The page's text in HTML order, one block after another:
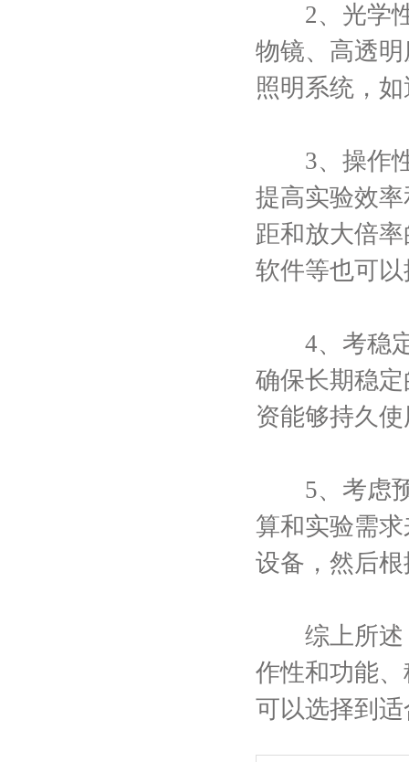
2、光学性
物镜、高透
照明系统，
3、操作性
提高实验效
距和放大倍
软件等也可
4、考稳定
确保长期稳
资能够持久
5、考虑预
算和实验需
设备，然后
综上所述，
作性和功能
可以选择到